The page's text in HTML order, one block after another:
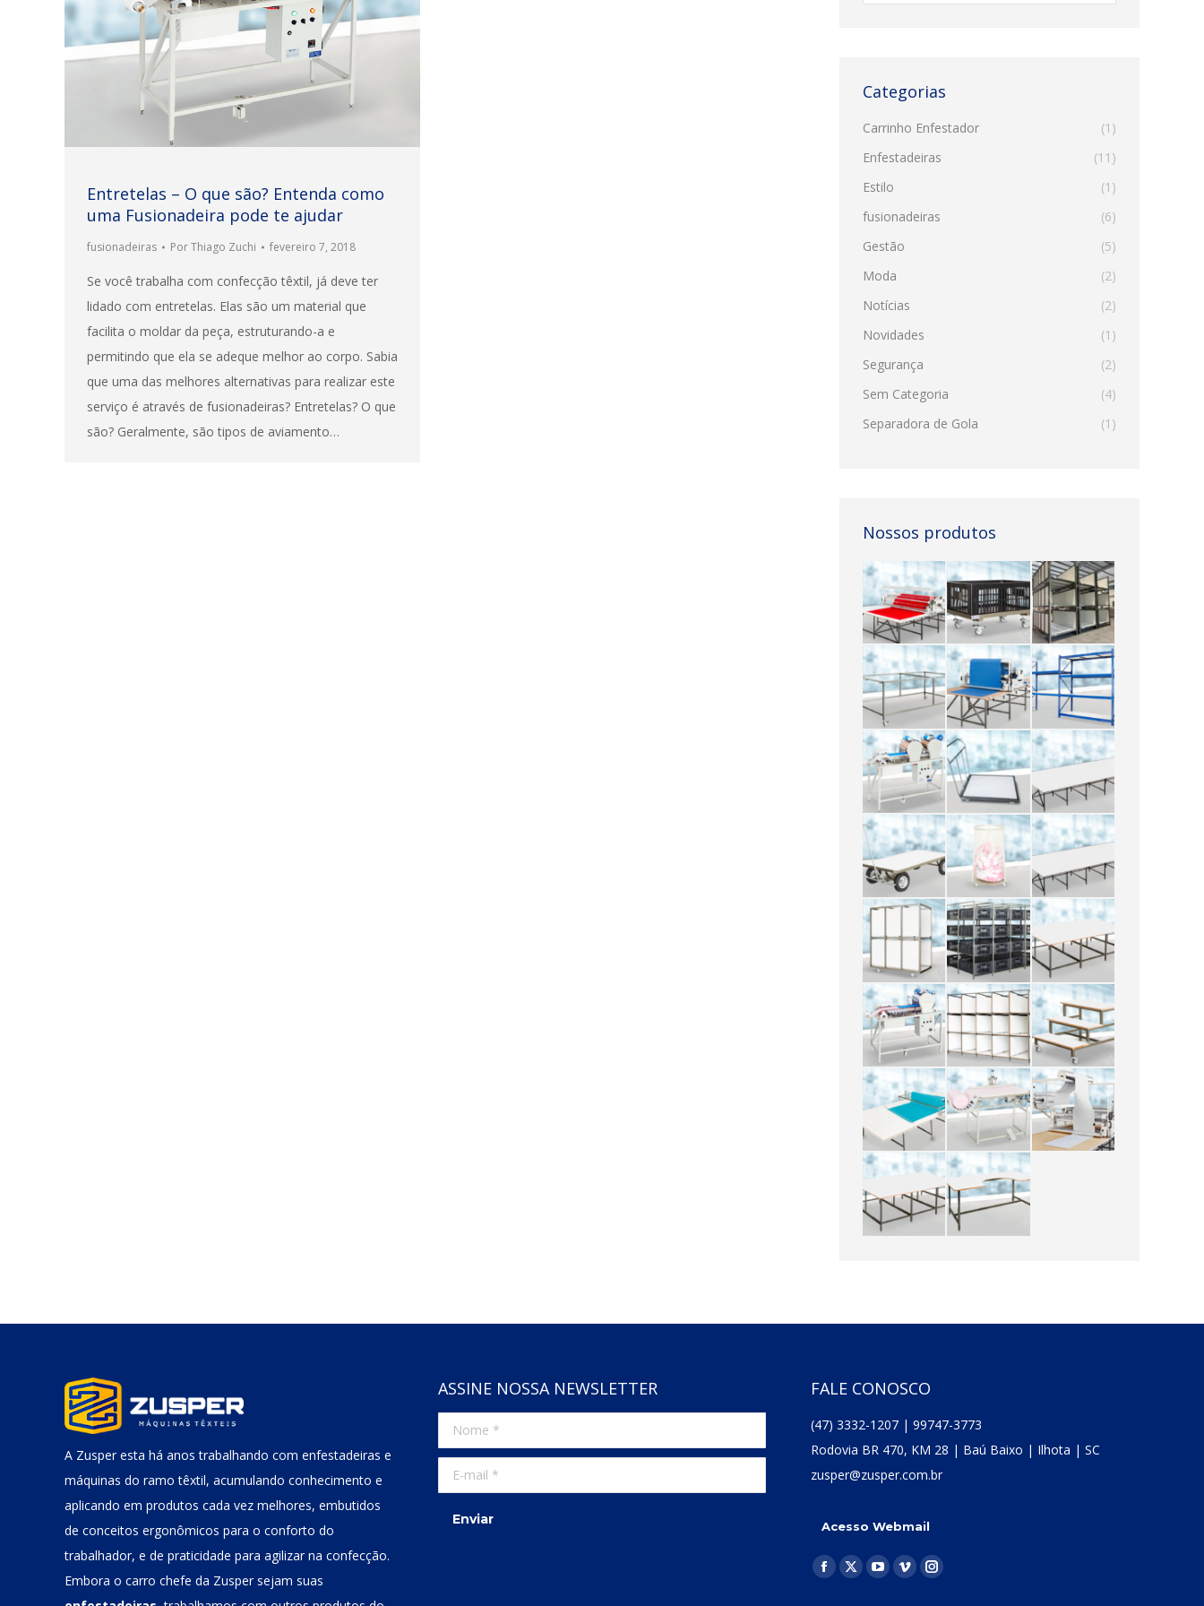
Entretelas – O que são? Entenda como
uma Fusionadeira pode te ajudar
fusionadeiras PorThiago Zuchi fevereiro 7, 2018
Se você trabalha com confecção têxtil, já deve ter
lidado com entretelas. Elas são um material que
facilita o moldar da peça, estruturando-a e
permitindo que ela se adeque melhor ao corpo. Sabia
que uma das melhores alternativas para realizar este
serviço é através de fusionadeiras? Entretelas? O que
são? Geralmente, são tipos de aviamento…
Categorias
Carrinho Enfestador
(1)
Enfestadeiras
(11)
Estilo
(1)
fusionadeiras
(6)
Gestão
(5)
Moda
(2)
Notícias
(2)
Novidades
(1)
Segurança
(2)
Sem Categoria
(4)
Separadora de Gola
(1)
Nossos produtos
A Zusper esta há anos trabalhando com enfestadeiras e
máquinas do ramo têxtil, acumulando conhecimento e
aplicando em produtos cada vez melhores, embutidos
de conceitos ergonômicos para o conforto do
trabalhador, e de praticidade para agilizar na confecção.
Embora o carro chefe da Zusper sejam suas
ASSINE NOSSA NEWSLETTER
Nome *
E-mail *
Enviar
FALE CONOSCO
(47) 3332-1207 | 99747-3773
Rodovia BR 470, KM 28 | Baú Baixo | Ilhota | SC
zusper@zusper.com.br
Acesso Webmail
Encontre-nos em:
Facebook
X
YouTube
VimeoInstagram